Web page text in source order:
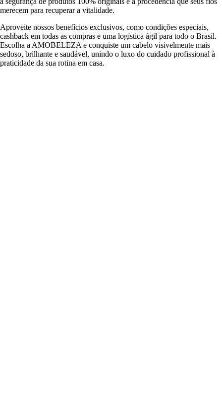
merecem para recuperar a vitalidade.
Aproveite nossos benefícios exclusivos, como condições especiais,
cashback em todas as compras e uma logística ágil para todo o Brasil.
Escolha a AMOBELEZA e conquiste um cabelo visivelmente mais
sedoso, brilhante e saudável, unindo o luxo do cuidado profissional à
praticidade da sua rotina em casa.